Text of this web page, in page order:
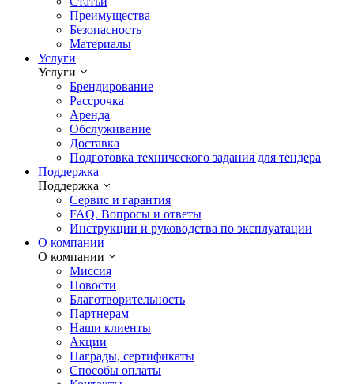
Преимущества
Безопасность
Материалы
Услуги
Услуги
Брендирование
Рассрочка
Аренда
Обслуживание
Доставка
Подготовка технического задания для тендера
Поддержка
Поддержка
Сервис и гарантия
FAQ. Вопросы и ответы
Инструкции и руководства по эксплуатации
О компании
О компании
Миссия
Новости
Благотворительность
Партнерам
Наши клиенты
Акции
Награды, сертификаты
Способы оплаты